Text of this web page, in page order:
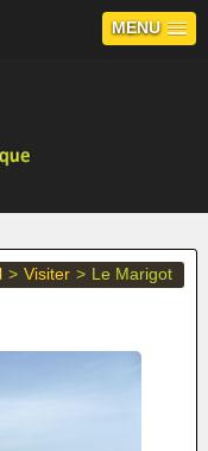
MENU
> Visiter > Le Marigot